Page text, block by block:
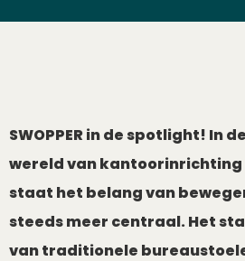
SWOPPER in de spotlight! In
wereld van kantoorinrichting
staat het belang van
steeds meer centraal. Het
van traditionele